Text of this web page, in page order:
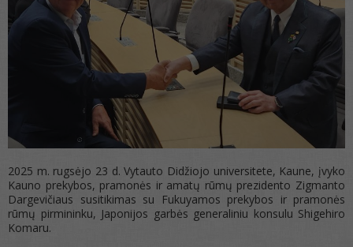
2025 m. rugsėjo 23 d. Vytauto Didžiojo universitete, Kaune, įvyko
Kauno prekybos, pramonės ir amatų rūmų prezidento Zigmanto
Dargevičiaus susitikimas su Fukuyamos prekybos ir pramonės
rūmų pirmininku, Japonijos garbės generaliniu konsulu Shigehiro
Komaru.